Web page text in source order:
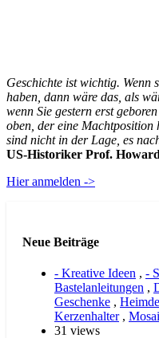
Geschichte ist wichtig. Wenn
haben, dann wäre das, als
wenn Sie gestern erst
oben, der eine
sind nicht in der Lage, es
US-Historiker Prof.
Hier anmelden ->
Neue Beiträge
- Kreative Ideen , -
Bastelanleitungen ,
Geschenke ,
Kerzenhalter,
31 views